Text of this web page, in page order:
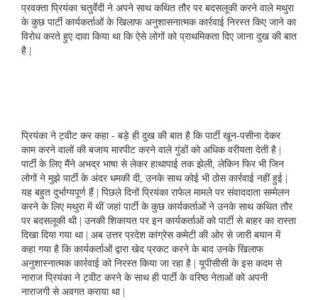
s
e
n
g
प्रवक्ता प्रियंका चतुर्वेदी ने अपने साथ कथित तौर पर बदसलूकी करने वाले मथुरा
के कुछ पार्टी कार्यकर्ताओं के खिलाफ अनुशासनात्मक कार्रवाई निरस्त किए जाने का
विरोध करते हुए दावा किया था कि ऐसे लोगों को प्राथमिकता दिए जाना दुख की बात
है |
प्रियंका ने ट्वीट कर कहा - बड़े ही दुख की बात है कि पार्टी खून-पसीना देकर
काम करने वालों की बजाय मारपीट करने वाले गुंडों को अधिक वरीयता देती है |
पार्टी के लिए मैंने अभद्र भाषा से लेकर हाथापाई तक झेली, लेकिन फिर भी जिन
लोगों ने मुझे पार्टी के अंदर धमकी दी, उनके साथ कोई भी ठोस कार्रवाई नहीं हुई |
यह बहुत दुर्भाग्यपूर्ण हैं | पिछले दिनों प्रियंका राफेल मामले पर संवाददाता सम्मेलन
करने के लिए मथुरा में थीं जहां पार्टी के कुछ कार्यकर्ताओं ने उनके साथ कथित तौर
पर बदसलूकी थी | उनकी शिकायत पर इन कार्यकर्ताओं को पार्टी से बाहर का रास्ता
दिखा दिया गया था | अब उत्तर प्रदेश कांग्रेस कमेटी की ओर से जारी बयान में
कहा गया है कि कार्यकर्ताओं द्वारा खेद प्रकट करने के बाद उनके खिलाफ
अनुशास्नात्मक कार्रवाई को निरस्त किया जा रहा है | यूपीसीसी के इस कदम से
नाराज प्रियंका ने ट्वीट करने के साथ ही पार्टी के वरिष्ठ नेताओं को अपनी
नाराजगी से अवगत कराया था |